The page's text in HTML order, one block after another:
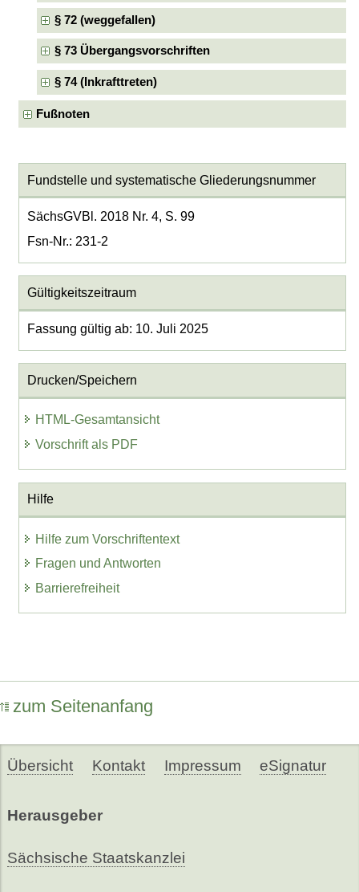
§ 72 (weggefallen)
§ 73 Übergangsvorschriften
§ 74 (Inkrafttreten)
Fußnoten
Fundstelle und systematische Gliederungsnummer
SächsGVBl. 2018 Nr. 4, S. 99
Fsn-Nr.: 231-2
Gültigkeitszeitraum
Fassung gültig ab: 10. Juli 2025
Drucken/Speichern
HTML-Gesamtansicht
Vorschrift als PDF
Hilfe
Hilfe zum Vorschriftentext
Fragen und Antworten
Barrierefreiheit
zum Seitenanfang
Übersicht Kontakt Impressum eSignatur
Herausgeber
Sächsische Staatskanzlei